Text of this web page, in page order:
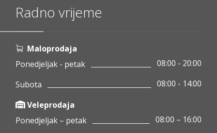
Radno vrijeme
Maloprodaja
Ponedjeljak - petak
08:00 - 20:00
Subota
08:00 - 14:00
Veleprodaja
Ponedjeljak – petak
08:00 – 16:00